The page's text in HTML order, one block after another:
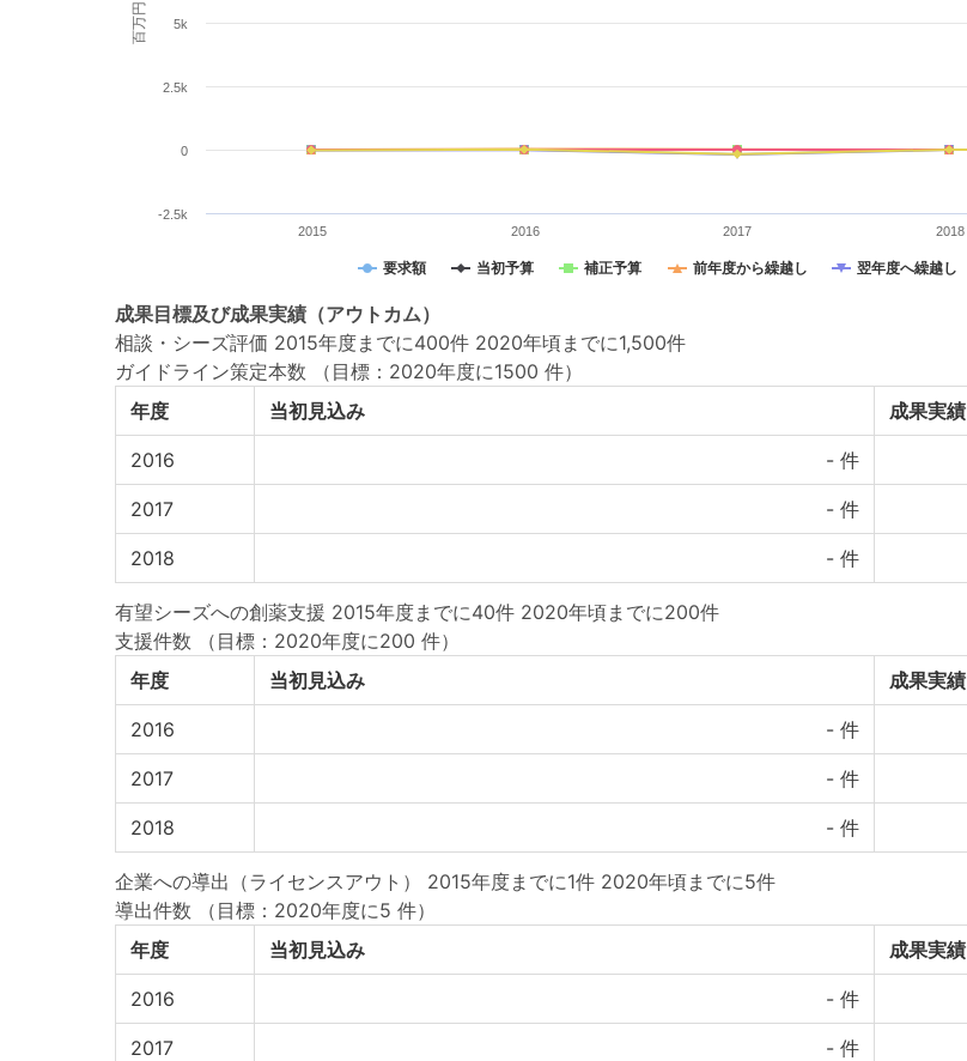
百万円
要求額 当初予算 補正予算 前年度から繰越し 翌年度へ繰越し
2015 2016 2017 2018
-2.5k
0
2.5k
5k
成果目標及び成果実績 （アウトカム）
相談・シーズ評価 2015年度までに400件 2020年頃までに1,500件
ガイドライン策定本数
（目標：2020年度に1500 件）
年度
当初見込み 成果実績
2016 - 件
2017 - 件
2018 - 件
有望シーズへの創薬支援 2015年度までに40件 2020年頃までに200件
支援件数
（目標：2020年度に200 件）
年度
当初見込み 成果実績
2016 - 件
2017 - 件
2018 - 件
企業への導出（ライセンスアウト） 2015年度までに1件 2020年頃までに5件
導出件数
（目標：2020年度に5 件）
年度
当初見込み 成果実績
2016 - 件
2017 - 件